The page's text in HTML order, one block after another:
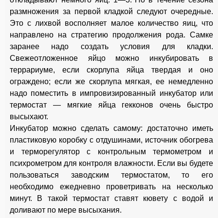
размножения за первой кладкой следуют очередные.
Это с лихвой восполняет малое количество яиц, что
направлено на стратегию продолжения рода. Самке
заранее надо создать условия для кладки.
Свежеотложенное яйцо можно инкубировать в
террариуме, если скорлупа яйца твердая и оно
ограждено; если же скорлупа мягкая, ее немедленно
надо поместить в импровизированный инкубатор или
термостат — мягкие яйца гекконов очень быстро
высыхают.
Инкубатор можно сделать самому: достаточно иметь
пластиковую коробку с отдушинами, источник обогрева
и терморегулятор с контрольным термометром и
психрометром для контроля влажности. Если вы будете
пользоваться заводским термостатом, то его
необходимо ежедневно проветривать на несколько
минут. В такой термостат ставят кювету с водой и
доливают по мере высыхания.